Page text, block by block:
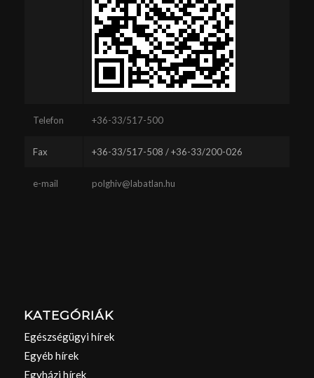
Telefon +36-33/517-500
Fax +36-33/517-508 / +36-33/200-026
e-mail polghiv@labatlan.hu
KATEGÓRIÁK
Egészségügyi hírek
Egyéb hírek
Egyházi hírek